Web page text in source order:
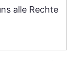
alle Rechte